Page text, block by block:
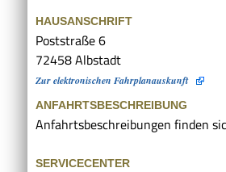
HAUSANSCHRIFT
Poststraße 6
72458Albstadt
Zur elektronischen Fahrplanauskunft
ANFAHRTSBESCHREIBUNG
Anfahrtsbeschreibungen finden
SERVICECENTER